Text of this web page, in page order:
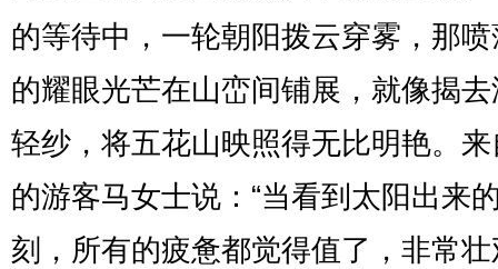
的等待中，一轮朝阳拨云穿雾，那
的耀眼光芒在山峦间铺展，就像揭
轻纱，将五花山映照得无比明艳。
的游客马女士说：“当看到太阳出来
刻，所有的疲惫都觉得值了，非常